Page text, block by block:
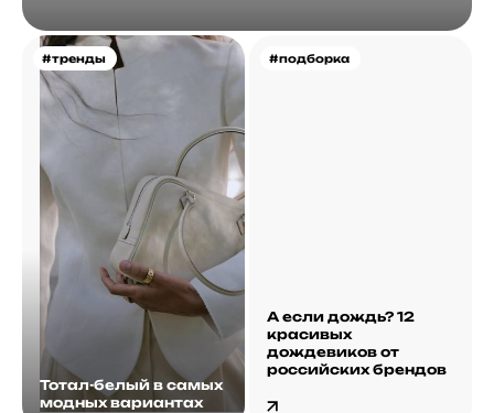
#тренды
Тотал-белый в самых
модных вариантах
#подборка
А если дождь? 12
красивых
дождевиков от
российских брендов